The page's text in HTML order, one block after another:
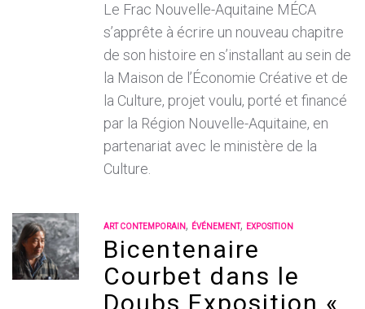
Le Frac Nouvelle-Aquitaine MÉCA
s’apprête à écrire un nouveau chapitre
de son histoire en s’installant au sein de
la Maison de l’Économie Créative et de
la Culture, projet voulu, porté et financé
par la Région Nouvelle-Aquitaine, en
partenariat avec le ministère de la
Culture.
ART CONTEMPORAIN , ÉVÉNEMENT, EXPOSITION
Bicentenaire
Courbet dans le
Doubs Exposition «